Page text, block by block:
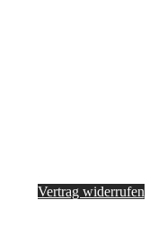
Vertrag widerrufen